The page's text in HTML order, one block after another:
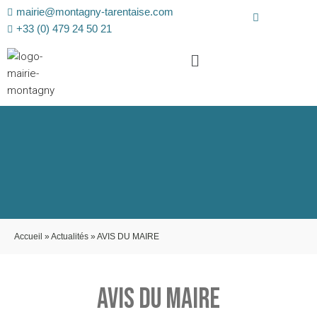
mairie@montagny-tarentaise.com
+33 (0) 479 24 50 21
Accueil »Actualités »AVIS DU MAIRE
AVIS DU MAIRE